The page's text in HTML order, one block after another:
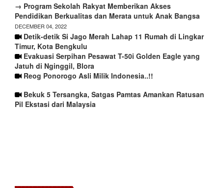
→ Program Sekolah Rakyat Memberikan Akses
Pendidikan Berkualitas dan Merata untuk Anak Bangsa
DECEMBER 04, 2022
Detik-detik Si Jago Merah Lahap 11 Rumah di Lingkar
Timur, Kota Bengkulu
Evakuasi Serpihan Pesawat T-50i Golden Eagle yang
Jatuh di Nginggil, Blora
Reog Ponorogo Asli Milik Indonesia..!!
Bekuk 5 Tersangka, Satgas Pamtas Amankan Ratusan
Pil Ekstasi dari Malaysia